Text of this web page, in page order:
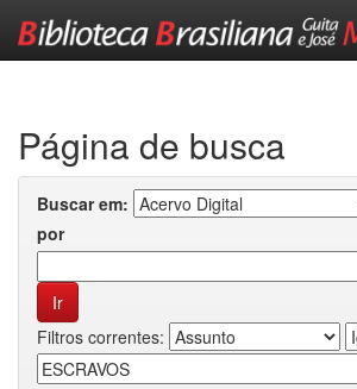
Página de busca
Buscar em:
por
Filtros correntes: